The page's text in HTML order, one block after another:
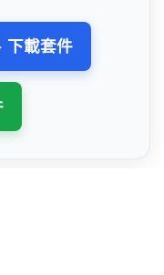
下載套件